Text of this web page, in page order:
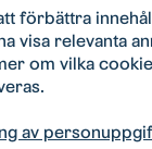
tillsammans
förbättra
visa relevanta
om vilka
av